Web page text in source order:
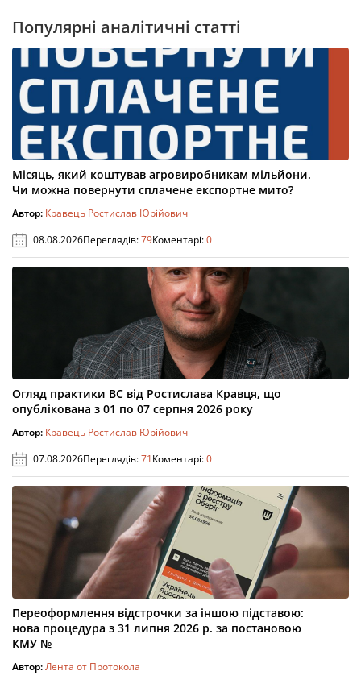
Популярні аналітичні статті
Місяць, який коштував агровиробникам мільйони.
Чи можна повернути сплачене експортне мито?
Автор: Кравець Ростислав Юрійович
08.08.2026Переглядів:79Коментарі:0
Огляд практики ВС від Ростислава Кравця, що
опублікована з 01 по 07 серпня 2026 року
Автор: Кравець Ростислав Юрійович
07.08.2026Переглядів:71Коментарі:0
Переоформлення відстрочки за іншою підставою:
нова процедура з 31 липня 2026 р. за постановою
КМУ №
Автор:Лента от Протокола